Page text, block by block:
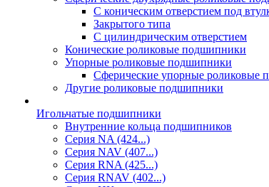
С коническим отверстием под
Закрытого типа
С цилиндрическим отверстием
Конические роликовые подшипники
Упорные роликовые подшипники
Сферические упорные роликовые
Другие роликовые подшипники
Игольчатые подшипники
Внутренние кольца подшипников
Серия NA (424...)
Серия NAV (407...)
Серия RNA (425...)
Серия RNAV (402...)